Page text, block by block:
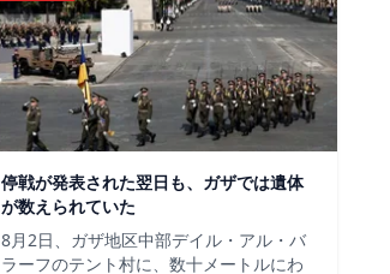
停戦が発表された翌日も、ガザでは遺体
が数えられていた
8月2日、ガザ地区中部デイル・アル・バ
ラーフのテント村に、数十メートルにわ